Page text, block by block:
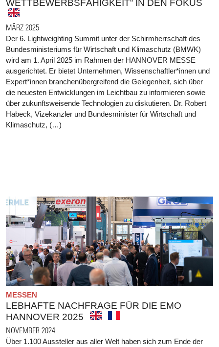
WETTBEWERBSFÄHIGKEIT“ IN DEN FOKUS
MÄRZ 2025
Der 6. Lightweighting Summit unter der Schirmherrschaft des
Bundesministeriums für Wirtschaft und Klimaschutz (BMWK)
wird am 1. April 2025 im Rahmen der HANNOVER MESSE
ausgerichtet. Er bietet Unternehmen, Wissenschaftler*innen und
Expert*innen branchenübergreifend die Gelegenheit, sich über
die neuesten Entwicklungen im Leichtbau zu informieren sowie
über zukunftsweisende Technologien zu diskutieren. Dr. Robert
Habeck, Vizekanzler und Bundesminister für Wirtschaft und
Klimaschutz, (…)
MESSEN
LEBHAFTE NACHFRAGE FÜR DIE EMO
HANNOVER 2025
NOVEMBER 2024
Über 1.100 Aussteller aus aller Welt haben sich zum Ende der